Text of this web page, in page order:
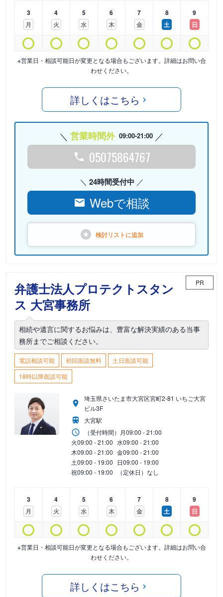
3
月
4
火
5
水
6
木
7
金
8
土
9
日
※営業日・相談可能日が変更となる場合もございます。詳細はお問い合
わせください。
詳しくはこちら
営業時間外 09:00-21:00
05075864767
24時間受付中
Webで相談
検討リストに追加
弁護士法人プロテクトスタン
ス 大宮事務所
PR
相続や遺言に関するお悩みは、豊富な解決実績のある当事
務所までご相談ください。
電話相談可能 初回面談無料
土日面談可能
18時以降面談可能
埼玉県さいたま市大宮区宮町2-81 いちご大宮
ビル3F
大宮駅
（受付時間） 月09:00 - 21:00
火09:00 - 21:00 水09:00 - 21:00
木09:00 - 21:00 金09:00 - 21:00
土09:00 - 19:00 日09:00 - 19:00
祝09:00 - 19:00 （定休日）なし
3
月
4
火
5
水
6
木
7
金
8
土
9
日
※営業日・相談可能日が変更となる場合もございます。詳細はお問い合
わせください。
詳しくはこちら